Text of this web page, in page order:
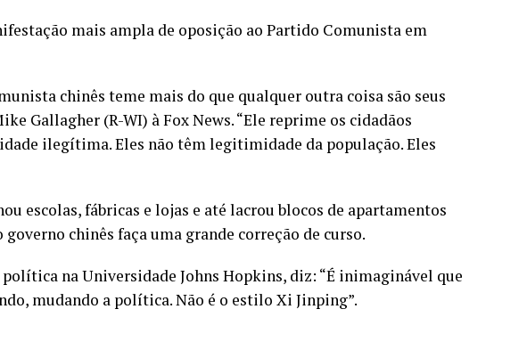
mais ampla de oposição ao Partido Comunista em
chinês teme mais do que qualquer outra coisa são seus
Gallagher (R-WI) à Fox News. “Ele reprime os cidadãos
ilegítima. Eles não têm legitimidade da população. Eles
escolas, fábricas e lojas e até lacrou blocos de apartamentos
chinês faça uma grande correção de curso.
na Universidade Johns Hopkins, diz: “É inimaginável que
mudando a política. Não é o estilo Xi Jinping”.